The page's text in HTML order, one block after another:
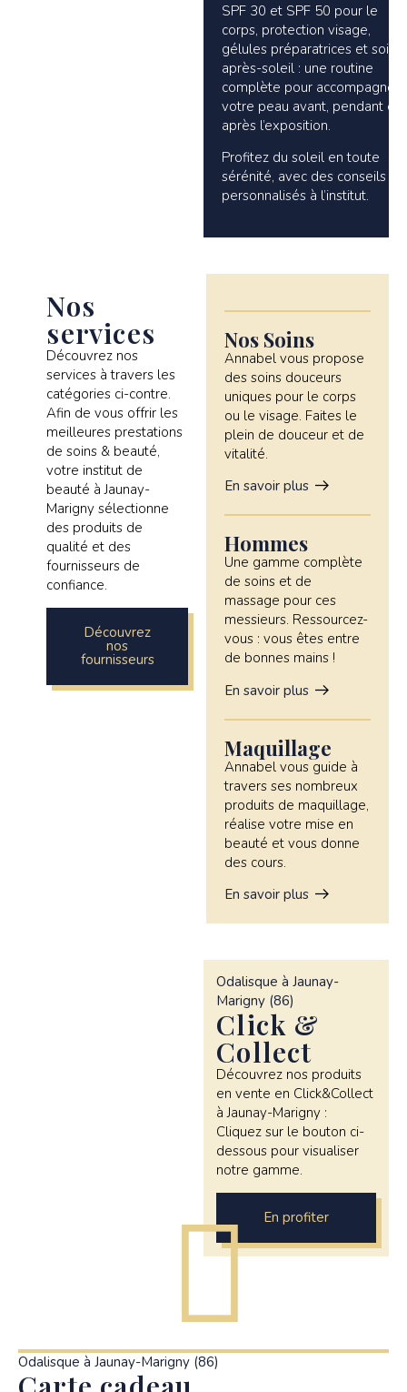
SPF 30 et SPF 50 pour le
corps, protection visage,
gélules préparatrices et soins
après-soleil : une routine
complète pour accompagner
votre peau avant, pendant et
après l’exposition.
Profitez du soleil en toute
sérénité, avec des conseils
personnalisés à l’institut.
Nos
services
Découvrez nos
services à travers les
catégories ci-contre.
Afin de vous offrir les
meilleures prestations
de soins & beauté,
votre institut de
beauté à Jaunay-
Marigny sélectionne
des produits de
qualité et des
fournisseurs de
confiance.
Découvrez
nos
fournisseurs
Nos Soins
Annabel vous propose
des soins douceurs
uniques pour le corps
ou le visage. Faites le
plein de douceur et de
vitalité.
En savoir plus
Hommes
Une gamme complète
de soins et de
massage pour ces
messieurs. Ressourcez-
vous : vous êtes entre
de bonnes mains !
En savoir plus
Maquillage
Annabel vous guide à
travers ses nombreux
produits de maquillage,
réalise votre mise en
beauté et vous donne
des cours.
En savoir plus
Odalisque à Jaunay-
Marigny (86)
Click &
Collect
Découvrez nos produits
en vente en Click&Collect
à Jaunay-Marigny :
Cliquez sur le bouton ci-
dessous pour visualiser
notre gamme.
En profiter
Odalisque à Jaunay-Marigny (86)